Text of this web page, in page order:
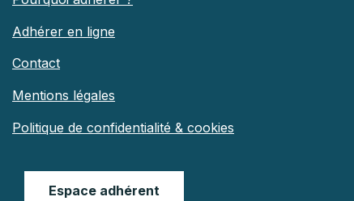
Adhérer en ligne
Contact
Mentions légales
Politique de confidentialité & cookies
Espace adhérent